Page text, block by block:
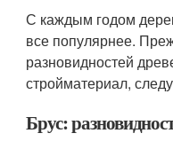
С каждым годом
все популярнее.
разновидностей
стройматериал,
Брус: